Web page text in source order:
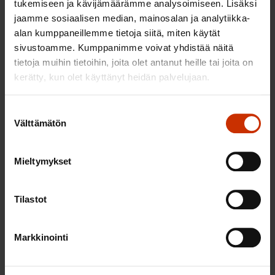
tukemiseen ja kävijämäärämme analysoimiseen. Lisäksi
jaamme sosiaalisen median, mainosalan ja analytiikka-
alan kumppaneillemme tietoja siitä, miten käytät
sivustoamme. Kumppanimme voivat yhdistää näitä
tietoja muihin tietoihin, joita olet antanut heille tai joita on
kerätty, kun olet käyttänyt heidän palvelujaan.
valinta
Välttämätön
Mieltymykset
Tilastot
Markkinointi
toteutuksen tueksi. Rahoituksen vähenemisen
myötä on paineita myös teknisen tuen rahoituksella
palkattavan henkilöstön vähentämiseen.
Tarkastustoiminnan sijoittaminen keskitetysti
viitekehyksen.
Toivottavasti tarkastustoiminnan keskittäminen
siivittää myös ministeriöiden seurantajärjestelmien
unioniin liittymisestä lähtien.
Ohjelmien valmistelu